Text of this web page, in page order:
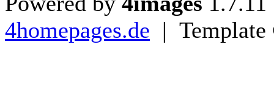
4homepages.de |